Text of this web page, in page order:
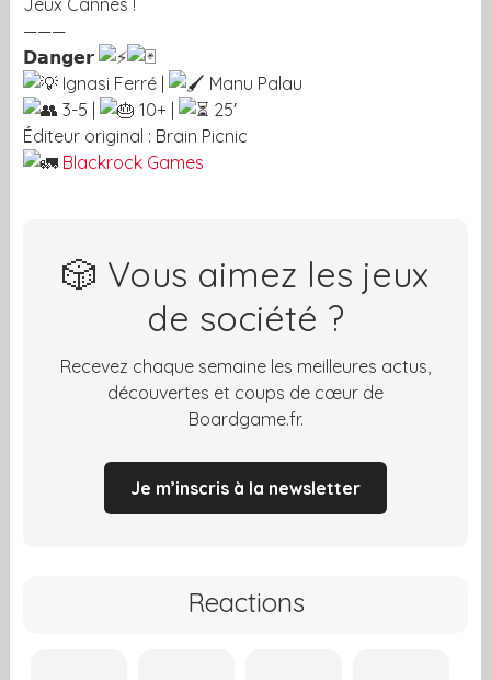
Jeux Cannes !
———
𝗗𝗮𝗻𝗴𝗲𝗿
Ignasi Ferré |
Manu Palau
3-5 |
10+ |
25′
Éditeur original : Brain Picnic
Blackrock Games
🎲 Vous aimez les jeux
de société ?
Recevez chaque semaine les meilleures actus,
découvertes et coups de cœur de
Boardgame.fr.
Je m’inscris à la newsletter
Reactions